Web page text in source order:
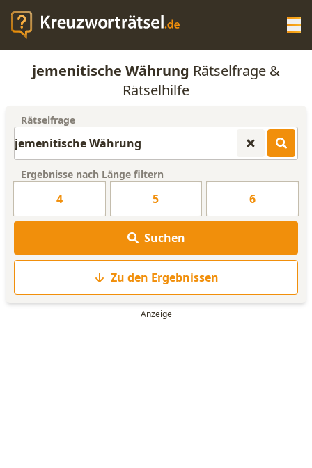
KREUZWORTRÄTSEL-HILFE
ANAGRAMM-GENERATOR
WORTLISTE
jemenitische Währung Rätselfrage &
Rätselhilfe
Rätselfrage
Ergebnisse nach Länge filtern
4 5 6
Suchen
Zu den Ergebnissen